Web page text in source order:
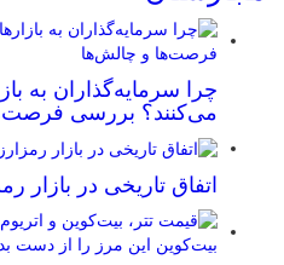
چرا سرمایه‌گذاران به
می‌کنند؟ بررسی
اتفاق تاریخی در بازار